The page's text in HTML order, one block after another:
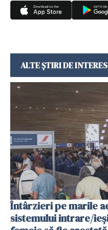
ALTE ȘTIRI DE INTERES
Întârzieri pe marile
sistemului intrare/